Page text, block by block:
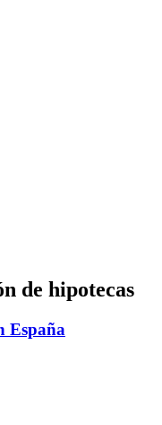
de hipotecas
España